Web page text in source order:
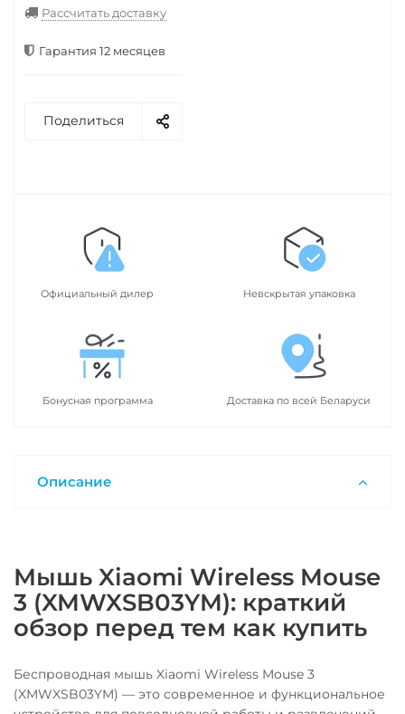
Рассчитать доставку
Гарантия 12 месяцев
Поделиться
Официальный дилер Невскрытая упаковка
Бонусная программа Доставка по всей Беларуси
Описание
Мышь Xiaomi Wireless Mouse
3 (XMWXSB03YM): краткий
обзор перед тем как купить
Беспроводная мышь Xiaomi Wireless Mouse 3
(XMWXSB03YM) — это современное и функциональное